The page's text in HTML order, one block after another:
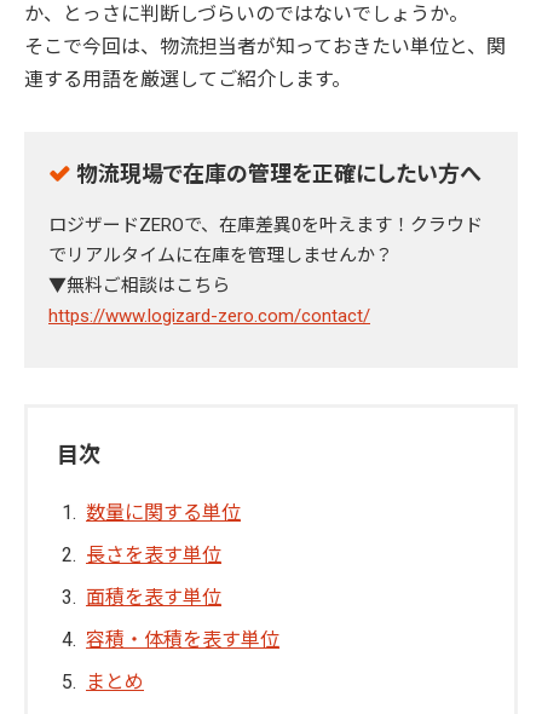
か、とっさに判断しづらいのではないでしょうか。
そこで今回は、物流担当者が知っておきたい単位と、関
連する用語を厳選してご紹介します。
物流現場で在庫の管理を正確にしたい方へ
ロジザードZEROで、在庫差異0を叶えます！クラウド
でリアルタイムに在庫を管理しませんか？
▼無料ご相談はこちら
https://www.logizard-zero.com/contact/
目次
数量に関する単位
長さを表す単位
面積を表す単位
容積・体積を表す単位
まとめ